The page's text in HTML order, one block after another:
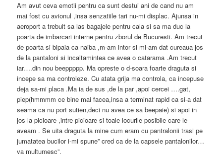
Am avut ceva emotii pentru ca sunt destui ani de cand nu am
mai fost cu avionul ,insa senzatiile tari nu-mi displac. Ajunsa in
aeroport a trebuit sa las bagajele pentru cala si sa ma duc la
poarta de imbarcari interne pentru zborul de Bucuresti. Am trecut
de poarta si bipaia ca naiba ,m-am intor si mi-am dat cureaua jos
de la pantaloni si incaltamintea ce avea o catarama .Am trecut
iar….din nou beeppppp. Ma opreste o d-soara foarte draguta si
incepe sa ma controleze. Cu atata grija ma controla, ca incepuse
deja sa-mi placa .Ma ia de sus ,de la par ,apoi cercei ….gat,
piep(hmmmm ce bine mai facea,insa a terminat rapid ca si-a dat
seama ca nu port sutien,deci nu avea ce sa beepaie) si apoi in
jos la picioare ,intre picioare si toale locurile posibile care le
aveam . Se uita draguta la mine cum eram cu pantralonii trasi pe
jumatatea bucilor i-mi spune” cred ca de la capsele pantalonilor…
va multumesc”.